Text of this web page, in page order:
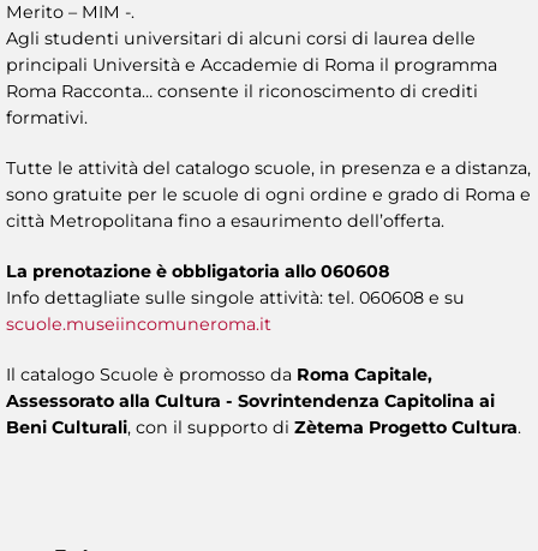
Merito – MIM -.
Agli studenti universitari di alcuni corsi di laurea delle
principali Università e Accademie di Roma il programma
Roma Racconta… consente il riconoscimento di crediti
formativi.
Tutte le attività del catalogo scuole, in presenza e a distanza,
sono gratuite per le scuole di ogni ordine e grado di Roma e
città Metropolitana fino a esaurimento dell’offerta.
La prenotazione è obbligatoria allo 060608
Info dettagliate sulle singole attività: tel. 060608 e su
scuole.museiincomuneroma.it
Il catalogo Scuole è promosso da Roma Capitale,
Assessorato alla Cultura - Sovrintendenza Capitolina ai
Beni Culturali, con il supporto di Zètema Progetto Cultura.